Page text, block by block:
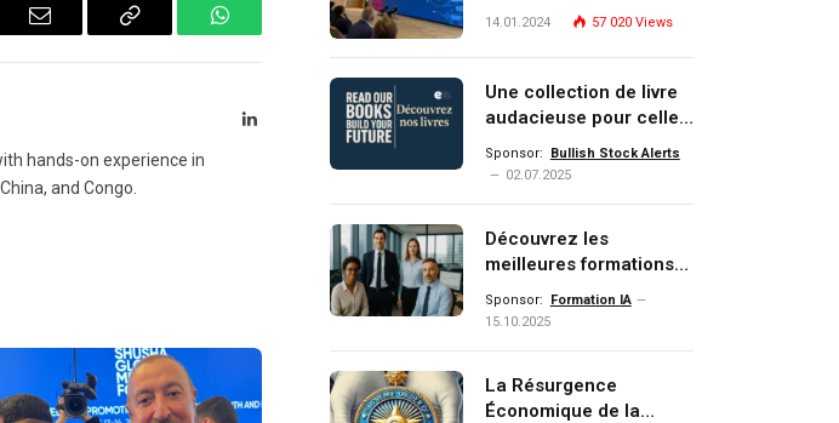
Email
Copy
WhatsApp
LinkedIn
hands-on experience in
and Congo.
de l’Union européenne
14.01.2024 57 020 Views
Une collection de livre
audacieuse pour celles
et ceux qui veulent
comprendre, investir et
Sponsor:
Bullish Stock Alerts
02.07.2025
Découvrez les
meilleures formations
Data, IA, automatisation
et investissement
écosystème d’experts
Sponsor:
Formation IA
15.10.2025
La Résurgence
Économique de la